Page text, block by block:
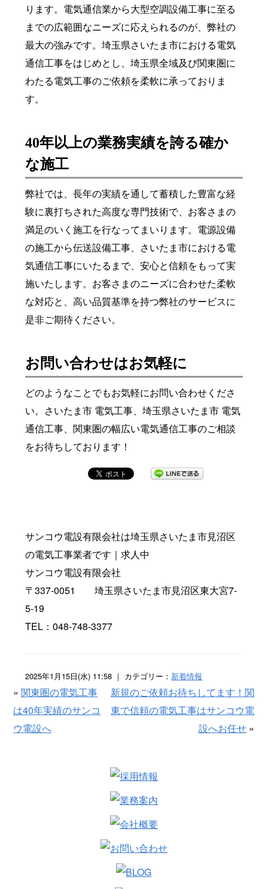
ります。電気通信業から大型空調設備工事に至る
までの広範囲なニーズに応えられるのが、弊社の
最大の強みです。埼玉県さいたま市における電気
通信工事をはじめとし、埼玉県全域及び関東圏に
わたる電気工事のご依頼を柔軟に承っておりま
す。
40年以上の業務実績を誇る確か
な施工
弊社では、長年の実績を通して蓄積した豊富な経
験に裏打ちされた高度な専門技術で、お客さまの
満足のいく施工を行なってまいります。電源設備
の施工から伝送設備工事、さいたま市における電
気通信工事にいたるまで、安心と信頼をもって実
施いたします。お客さまのニーズに合わせた柔軟
な対応と、高い品質基準を持つ弊社のサービスに
是非ご期待ください。
お問い合わせはお気軽に
どのようなことでもお気軽にお問い合わせくださ
い。さいたま市 電気工事、埼玉県さいたま市 電気
通信工事、関東圏の幅広い電気通信工事のご相談
をお待ちしております！
サンコウ電設有限会社は埼玉県さいたま市見沼区
の電気工事業者です｜求人中
サンコウ電設有限会社
〒337-0051 埼玉県さいたま市見沼区東大宮7-
5-19
TEL：048-748-3377
2025年1月15日(水) 11:58 ｜ カテゴリー： 新着情報
«関東圏の電気工事
は40年実績のサンコ
ウ電設へ
新規のご依頼お待ちしてます！関
東で信頼の電気工事はサンコウ電
設へお任せ »